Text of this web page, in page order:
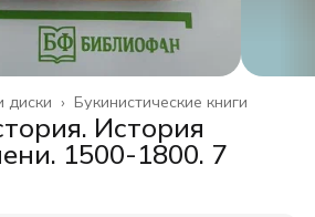
Букинистические книги
диски ›
История
1500-1800. 7